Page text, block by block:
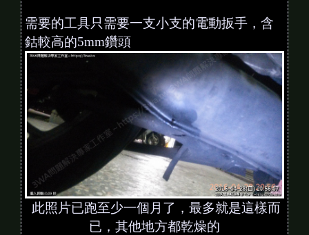
需要的工具只需要一支小支的電動扳手，含
鈷較高的5mm鑽頭
此照片已跑至少一個月了，最多就是這樣而
已，其他地方都乾燥的